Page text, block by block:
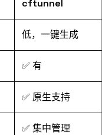
cftunnel
低，一键生成
✅ 有
✅ 原生支持
✅ 集中管理